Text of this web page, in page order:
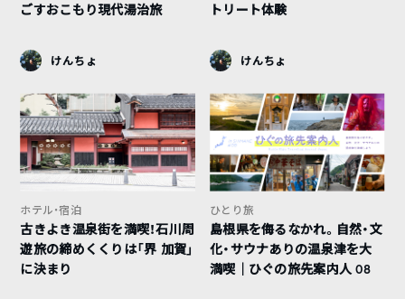
ごすおこもり現代湯治旅
けんちょ
トリート体験
けんちょ
ホテル・宿泊
古きよき温泉街を満喫！石川周
遊旅の締めくくりは「界 加賀」
に決まり
ひとり旅
島根県を侮るなかれ。自然・文
化・サウナありの温泉津を大
満喫｜ひぐの旅先案内人 08